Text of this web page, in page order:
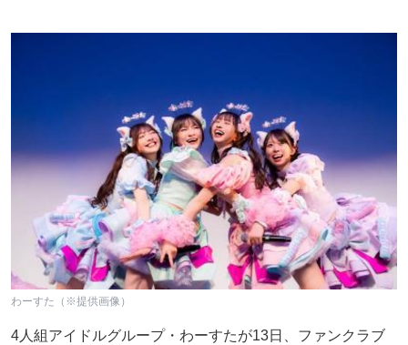
わーすた（※提供画像）
4人組アイドルグループ・わーすたが13日、ファンクラブ